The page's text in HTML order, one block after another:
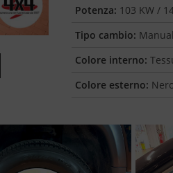
Potenza: 103 KW /
Tipo cambio:
Colore interno:
Colore esterno: